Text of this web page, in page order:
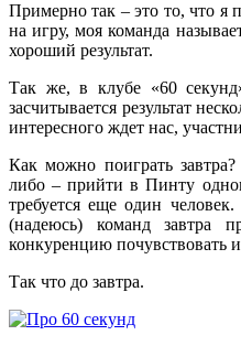
Примерно так – это то, что я
на игру, моя команда
хороший результат.
Так же, в клубе «60
засчитывается результат
интересного ждет нас,
Как можно поиграть
либо – прийти в Пинту
требуется еще один
(надеюсь) команд завтра
конкуренцию почувствовать
Так что до завтра.